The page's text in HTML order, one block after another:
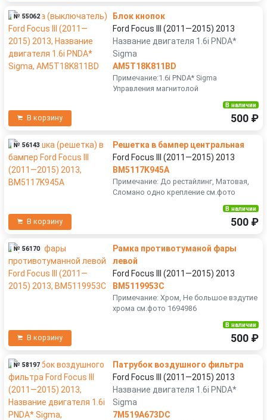
№ 55062
Блок кнопок
Ford Focus III (2011—2015) 2013
Название двигателя 1.6i PNDA*
Sigma
AM5T18K811BD
Примечание:1.6i PNDA* Sigma
Управления магнитолой
В корзину
В наличии
500 ₽
№ 56143
Решетка в бампер центральная
Ford Focus III (2011—2015) 2013
BM5117K945A
Примечание: До рестайлинг, Матовая,
Сломано одно крепление см.фото
В корзину
В наличии
500 ₽
№ 56170
Рамка противотуманой фары
левой
Ford Focus III (2011—2015) 2013
BM5119953C
Примечание: Хром, Не большое вздутие
хрома см.фото 1694986
В корзину
В наличии
500 ₽
№ 58197
Патрубок воздушного фильтра
Ford Focus III (2011—2015) 2013
Название двигателя 1.6i PNDA*
Sigma
7M519A673DC